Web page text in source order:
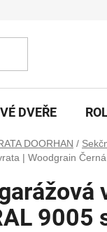
DVEŘE
DOORHAN /
| Woodgrain
9005